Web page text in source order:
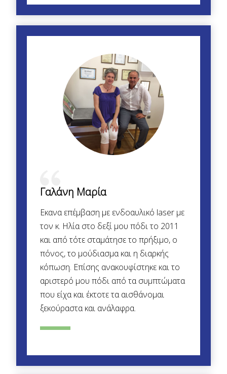
Γαλάνη Μαρία
Εκανα επέμβαση με ενδοαυλικό laser με
τον κ. Ηλία στο δεξί μου πόδι το 2011
και από τότε σταμάτησε το πρήξιμο, ο
πόνος, το μούδιασμα και η διαρκής
κόπωση. Επίσης ανακουφίστηκε και το
αριστερό μου πόδι από τα συμπτώματα
που είχα και έκτοτε τα αισθάνομαι
ξεκούραστα και ανάλαφρα.